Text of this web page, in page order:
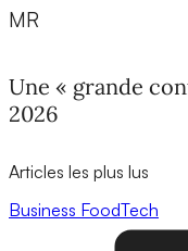
MR
Une « grande
2026
Articles les plus lus
Business FoodTech